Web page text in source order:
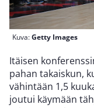
Kuva:Getty Images
Itäisen
pahan takaiskun,
vähintään 1,5
joutui käymään